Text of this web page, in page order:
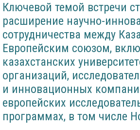
Ключевой темой встречи
расширение научно-
сотрудничества между
Европейским союзом,
казахстанских
организаций,
и инновационных
европейских
программах, в том числе